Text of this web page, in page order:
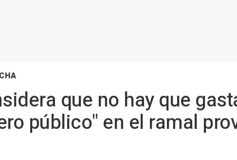
que no hay que
público" en el ramal